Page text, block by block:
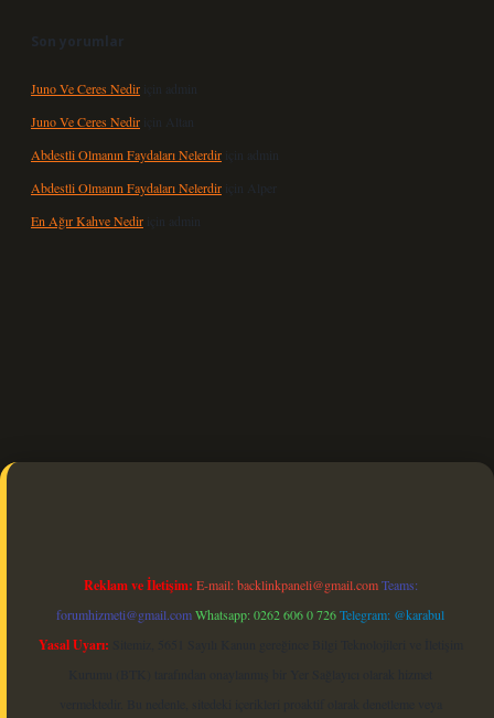
Son yorumlar
Juno Ve Ceres Nedir için
admin
Juno Ve Ceres Nedir için Altan
Abdestli Olmanın Faydaları Nelerdir için
admin
Abdestli Olmanın Faydaları Nelerdir için Alper
En Ağır Kahve Nedir için admin
güncel
Reklam ve İletişim: E-mail:backlinkpaneli@gmail.com Teams:
forumhizmeti@gmail.comWhatsapp: 0262 606 0 726Telegram: @karabul
Yasal Uyarı: